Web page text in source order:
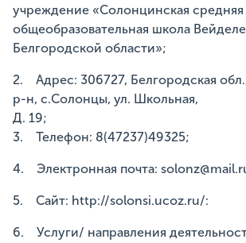
учреждение «Солонцинская средняя
общеобразовательная школа
Белгородской области»;
2. Адрес: 306727, Белгородская
р-н, с.Солонцы, ул. Школьная,
Д. 19;
3. Телефон: 8(47237)49325;
4. Электронная почта:
5. Сайт: http://solonsi.ucoz.ru/:
6. Услуги/ направления